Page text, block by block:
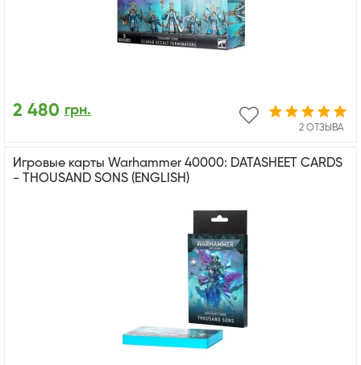
2 ОТЗЫВА
2 480 грн.
Игровые карты Warhammer 40000: DATASHEET CARDS
- THOUSAND SONS (ENGLISH)